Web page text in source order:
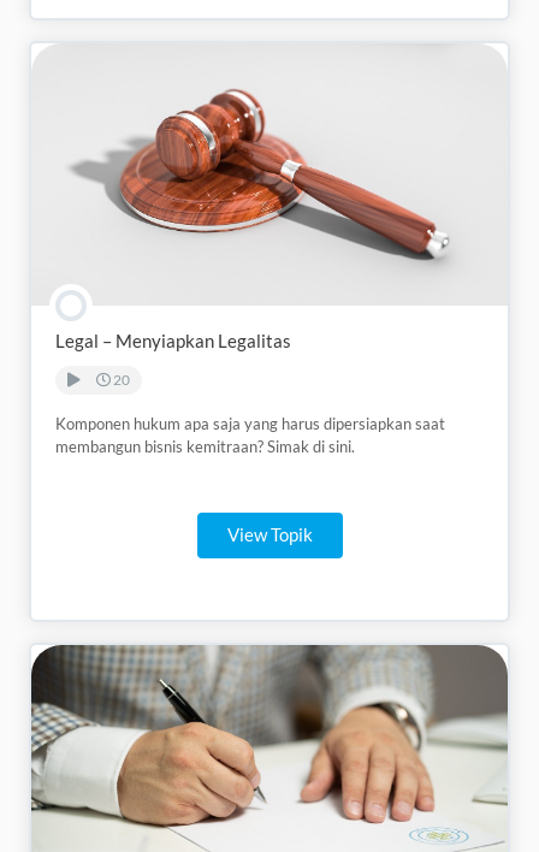
Legal – Menyiapkan Legalitas
20
Komponen hukum apa saja yang harus dipersiapkan saat
membangun bisnis kemitraan? Simak di sini.
View Topik